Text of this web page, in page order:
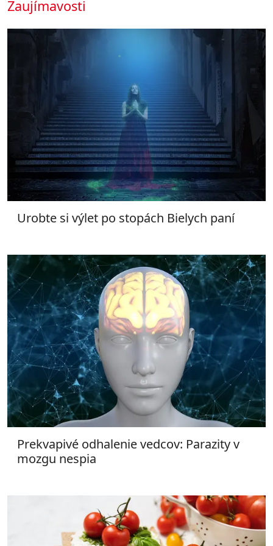
Zaujímavosti
Urobte si výlet po stopách Bielych paní
Prekvapivé odhalenie vedcov: Parazity v
mozgu nespia